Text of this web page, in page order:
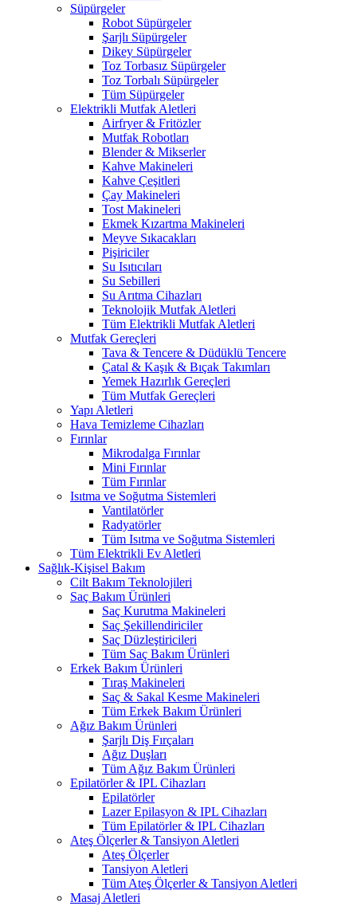
Süpürgeler
Robot Süpürgeler
Şarjlı Süpürgeler
Dikey Süpürgeler
Toz Torbasız Süpürgeler
Toz Torbalı Süpürgeler
Tüm Süpürgeler
Elektrikli Mutfak Aletleri
Airfryer & Fritözler
Mutfak Robotları
Blender & Mikserler
Kahve Makineleri
Kahve Çeşitleri
Çay Makineleri
Tost Makineleri
Ekmek Kızartma Makineleri
Meyve Sıkacakları
Pişiriciler
Su Isıtıcıları
Su Sebilleri
Su Arıtma Cihazları
Teknolojik Mutfak Aletleri
Tüm Elektrikli Mutfak Aletleri
Mutfak Gereçleri
Tava & Tencere & Düdüklü Tencere
Çatal & Kaşık & Bıçak Takımları
Yemek Hazırlık Gereçleri
Tüm Mutfak Gereçleri
Yapı Aletleri
Hava Temizleme Cihazları
Fırınlar
Mikrodalga Fırınlar
Mini Fırınlar
Tüm Fırınlar
Isıtma ve Soğutma Sistemleri
Vantilatörler
Radyatörler
Tüm Isıtma ve Soğutma Sistemleri
Tüm Elektrikli Ev Aletleri
Sağlık-Kişisel Bakım
Cilt Bakım Teknolojileri
Saç Bakım Ürünleri
Saç Kurutma Makineleri
Saç Şekillendiriciler
Saç Düzleştiricileri
Tüm Saç Bakım Ürünleri
Erkek Bakım Ürünleri
Tıraş Makineleri
Saç & Sakal Kesme Makineleri
Tüm Erkek Bakım Ürünleri
Ağız Bakım Ürünleri
Şarjlı Diş Fırçaları
Ağız Duşları
Tüm Ağız Bakım Ürünleri
Epilatörler & IPL Cihazları
Epilatörler
Lazer Epilasyon & IPL Cihazları
Tüm Epilatörler & IPL Cihazları
Ateş Ölçerler & Tansiyon Aletleri
Ateş Ölçerler
Tansiyon Aletleri
Tüm Ateş Ölçerler & Tansiyon Aletleri
Masaj Aletleri